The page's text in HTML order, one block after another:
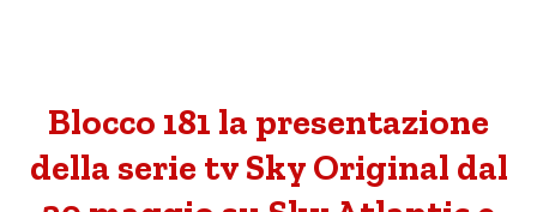
Blocco 181 la presentazione
della serie tv Sky Original dal